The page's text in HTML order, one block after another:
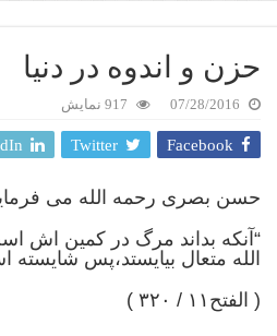
حزن و اندوه در دنیا
07/28/2016 917 نمایش
Facebook
Twitter
حسن بصری رحمه الله می
“آنکه بداند مرگ در کمین اش
الله متعال بیایستد،پس
( الفتح۱۱ / ۳۲۰ )